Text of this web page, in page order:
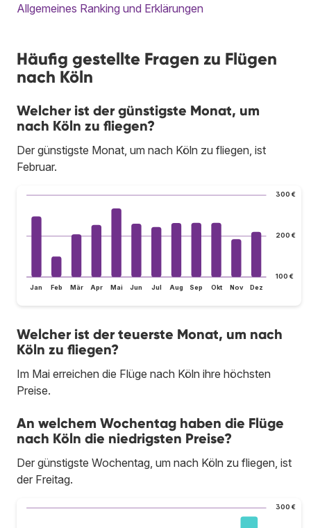
Allgemeines Ranking und Erklärungen
Häufig gestellte Fragen zu Flügen
nach Köln
Welcher ist der günstigste Monat, um
nach Köln zu fliegen?
Der günstigste Monat, um nach Köln zu fliegen, ist
Februar.
100 €
200 €
300 €
Jan Feb Mär Apr Mai Jun Jul Aug Sep Okt Nov Dez
Welcher ist der teuerste Monat, um nach
Köln zu fliegen?
Im Mai erreichen die Flüge nach Köln ihre höchsten
Preise.
An welchem Wochentag haben die Flüge
nach Köln die niedrigsten Preise?
Der günstigste Wochentag, um nach Köln zu fliegen, ist
der Freitag.
300 €